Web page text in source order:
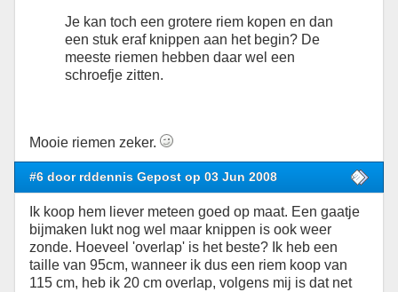
Je kan toch een grotere riem kopen en dan
een stuk eraf knippen aan het begin? De
meeste riemen hebben daar wel een
schroefje zitten.
Mooie riemen zeker.
#6 door rddennis Gepost op 03 Jun 2008
Ik koop hem liever meteen goed op maat. Een gaatje
bijmaken lukt nog wel maar knippen is ook weer
zonde. Hoeveel 'overlap' is het beste? Ik heb een
taille van 95cm, wanneer ik dus een riem koop van
115 cm, heb ik 20 cm overlap, volgens mij is dat net